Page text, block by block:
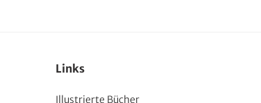
Links
Illustrierte Bücher